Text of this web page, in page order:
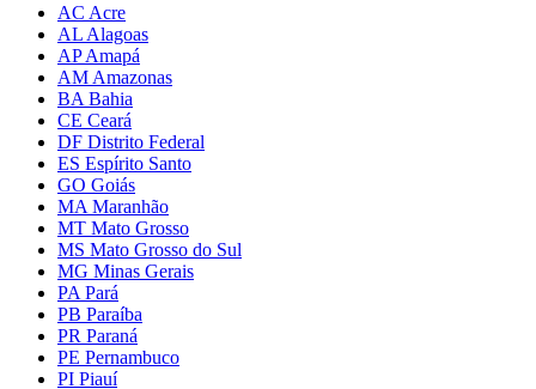
AC Acre
AL Alagoas
AP Amapá
AM Amazonas
BA Bahia
CE Ceará
DF Distrito Federal
ES Espírito Santo
GO Goiás
MA Maranhão
MT Mato Grosso
MS Mato Grosso do Sul
MG Minas Gerais
PA Pará
PB Paraíba
PR Paraná
PE Pernambuco
PI Piauí